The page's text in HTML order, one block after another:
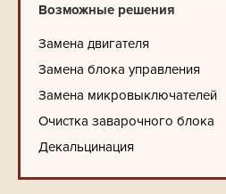
Возможные решения
Замена двигателя
Замена блока управления
Замена микровыключателей
Очистка заварочного блока
Декальцинация